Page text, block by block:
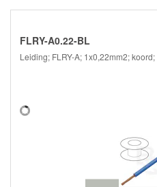
FLRY-A0.22-BL
Leiding; FLRY-A; 1x0,22mm2;